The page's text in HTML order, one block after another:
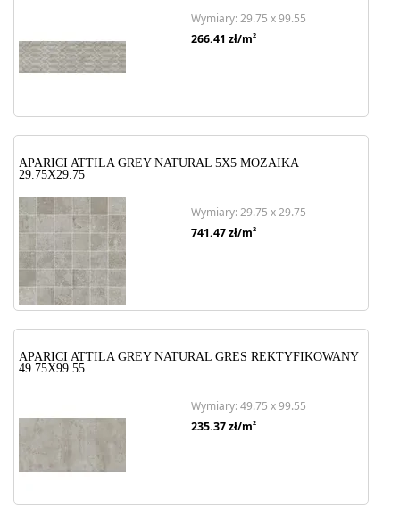
Wymiary: 29.75 x 99.55
266.41 zł/m2
APARICI ATTILA GREY NATURAL 5X5 MOZAIKA
29.75X29.75
Wymiary: 29.75 x 29.75
741.47zł/m2
APARICI ATTILA GREY NATURAL GRES REKTYFIKOWANY
49.75X99.55
Wymiary: 49.75 x 99.55
235.37zł/m2